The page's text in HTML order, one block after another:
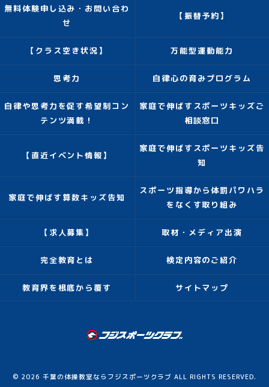
無料体験申し込み・お問い合わ
せ
【振替予約】
【クラス空き状況】 万能型運動能力
思考力 自律心の育みプログラム
自律や思考力を促す希望制コン
テンツ満載！
家庭で伸ばすスポーツキッズご
相談窓口
【直近イベント情報】
家庭で伸ばすスポーツキッズ告
知
家庭で伸ばす算数キッズ告知
スポーツ指導から体罰パワハラ
をなくす取り組み
【求人募集】 取材・メディア出演
完全教育とは 検定内容のご紹介
教育界を根底から覆す サイトマップ
© 2026 千葉の体操教室ならフジスポーツクラブ ALL RIGHTS RESERVED.